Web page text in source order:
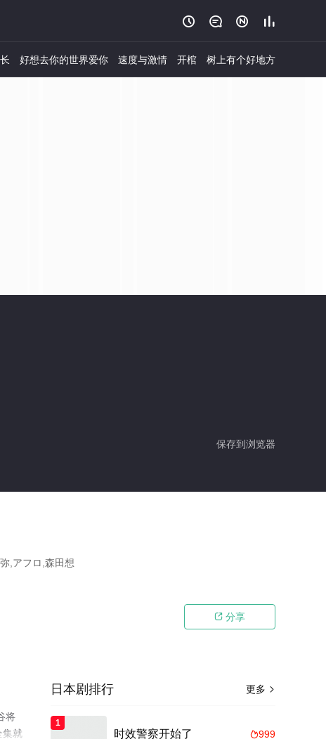
   
好想去你的世界爱你 速度与激情 开棺 树上有个好地方
保存到浏览器
,アフロ,森田想
 分享
将
集就
更多 
日本剧排行
1
999
时效警察开始了